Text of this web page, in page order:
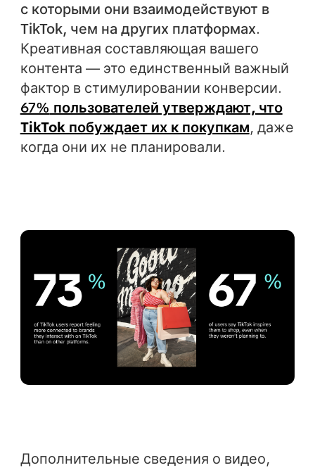
с которыми они взаимодействуют в
TikTok, чем на других платформах.
Креативная составляющая вашего
контента — это единственный важный
фактор в стимулировании конверсии.
67% пользователей утверждают, что
TikTok побуждает их к покупкам, даже
когда они их не планировали.
Дополнительные сведения о видео,